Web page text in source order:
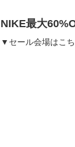
NIKE最大
▼セール会場はこ